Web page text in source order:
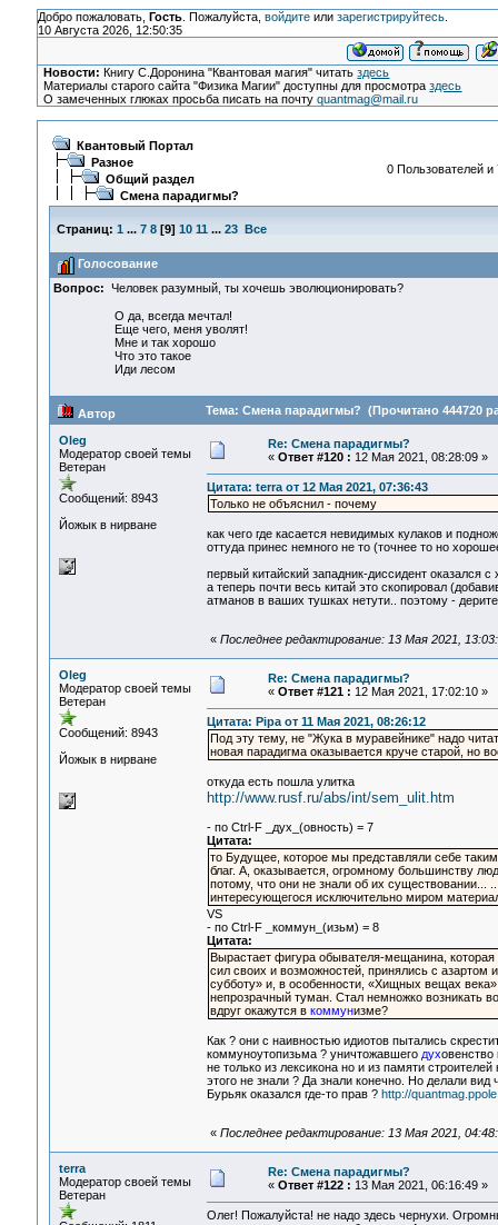
Добро пожаловать, Гость. Пожалуйста, войдитеили зарегистрируйтесь.
10 Августа 2026, 12:50:35
Новости: Книгу С.Доронина "Квантовая магия" читатьздесь
Материалы старого сайта "Физика Магии" доступны для просмотраздесь
О замеченных глюках просьба писать на почтуquantmag@mail.ru
Квантовый Портал
Разное
Общий раздел
Смена парадигмы?
0 Пользователей и
Страниц: 1 ... 7 8[9] 10 11 ... 23 Все
Голосование
Вопрос: Человек разумный, ты хочешь эволюционировать?
О да, всегда мечтал!
Еще чего, меня уволят!
Мне и так хорошо
Что это такое
Иди лесом
Автор Тема: Смена парадигмы? (Прочитано 444720
Oleg
Модератор своей темы
Ветеран
Сообщений: 8943
Йожык в нирване
Re: Смена парадигмы?
« Ответ #120 : 12 Мая 2021, 08:28:09 »
Цитата: terra от 12 Мая 2021, 07:36:43
Только не объяснил - почему
как чего где касается невидимых кулаков и
оттуда принес немного не то (точнее то но
первый китайский западник-диссидент оказался
а теперь почти весь китай это скопировал
атманов в ваших тушках нетути.. поэтому -
« Последнее редактирование: 13 Мая 2021,
Oleg
Модератор своей темы
Ветеран
Сообщений: 8943
Йожык в нирване
Re: Смена парадигмы?
« Ответ #121 : 12 Мая 2021, 17:02:10 »
Цитата: Pipa от 11 Мая 2021, 08:26:12
Под эту тему, не "Жука в муравейнике" надо
новая парадигма оказывается круче старой, но
откуда есть пошла улитка
http://www.rusf.ru/abs/int/sem_ulit.htm
- по Ctrl-F _дух_(овность) = 7
Цитата:
то Будущее, которое мы представляли себе
благ. А, оказывается, огромному большинству
потому, что они не знали об их существовании...
интересующегося исключительно миром
VS
- по Ctrl-F _коммун_(изьм) = 8
Цитата:
Вырастает фигура обывателя-мещанина,
сил своих и возможностей, принялись с азартом
субботу» и, в особенности, «Хищных вещах
непрозрачный туман. Стал немножко возникать
вдруг окажутся в коммунизме?
Как ? они с наивностью идиотов пытались
коммуноутопизьма ? уничтожавшего дух
не только из лексикона но и из памяти
этого не знали ? Да знали конечно. Но делали вид
Бурьяк оказался где-то прав ? http://
« Последнее редактирование: 13 Мая 2021,
terra
Модератор своей темы
Ветеран
Re: Смена парадигмы?
« Ответ #122 : 13 Мая 2021, 06:16:49 »
Олег! Пожалуйста! не надо здесь чернухи.